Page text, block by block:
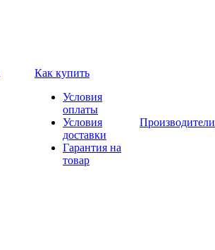
Как купить
Условия
оплаты
Условия
доставки
Гарантия на
товар
Производители